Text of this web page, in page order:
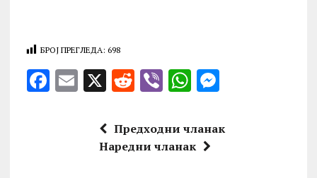
БРОЈ ПРЕГЛЕДА: 698
F E X R
d
di
V
er
W
at
s
M
se
Предходни чланак
Наредни чланак